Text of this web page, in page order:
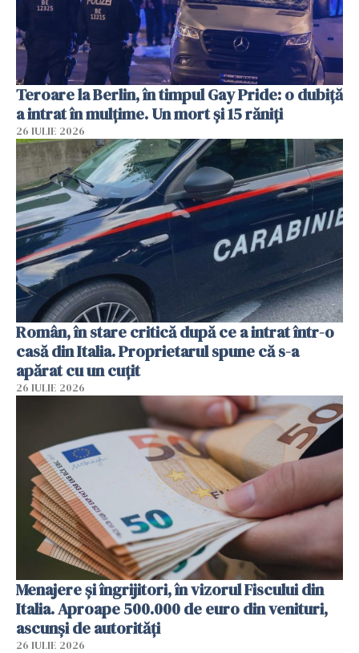
Teroare la Berlin, în timpul Gay Pride: o dubiță
a intrat în mulțime. Un mort și 15 răniți
26 IULIE 2026
Român, în stare critică după ce a intrat într-o
casă din Italia. Proprietarul spune că s-a
apărat cu un cuțit
26 IULIE 2026
Menajere și îngrijitori, în vizorul Fiscului din
Italia. Aproape 500.000 de euro din venituri,
ascunși de autorități
26 IULIE 2026